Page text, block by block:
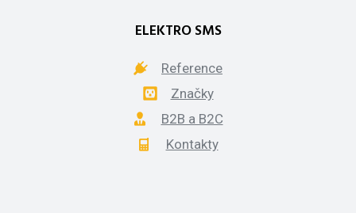
ELEKTRO SMS
Reference
Značky
B2B a B2C
Kontakty